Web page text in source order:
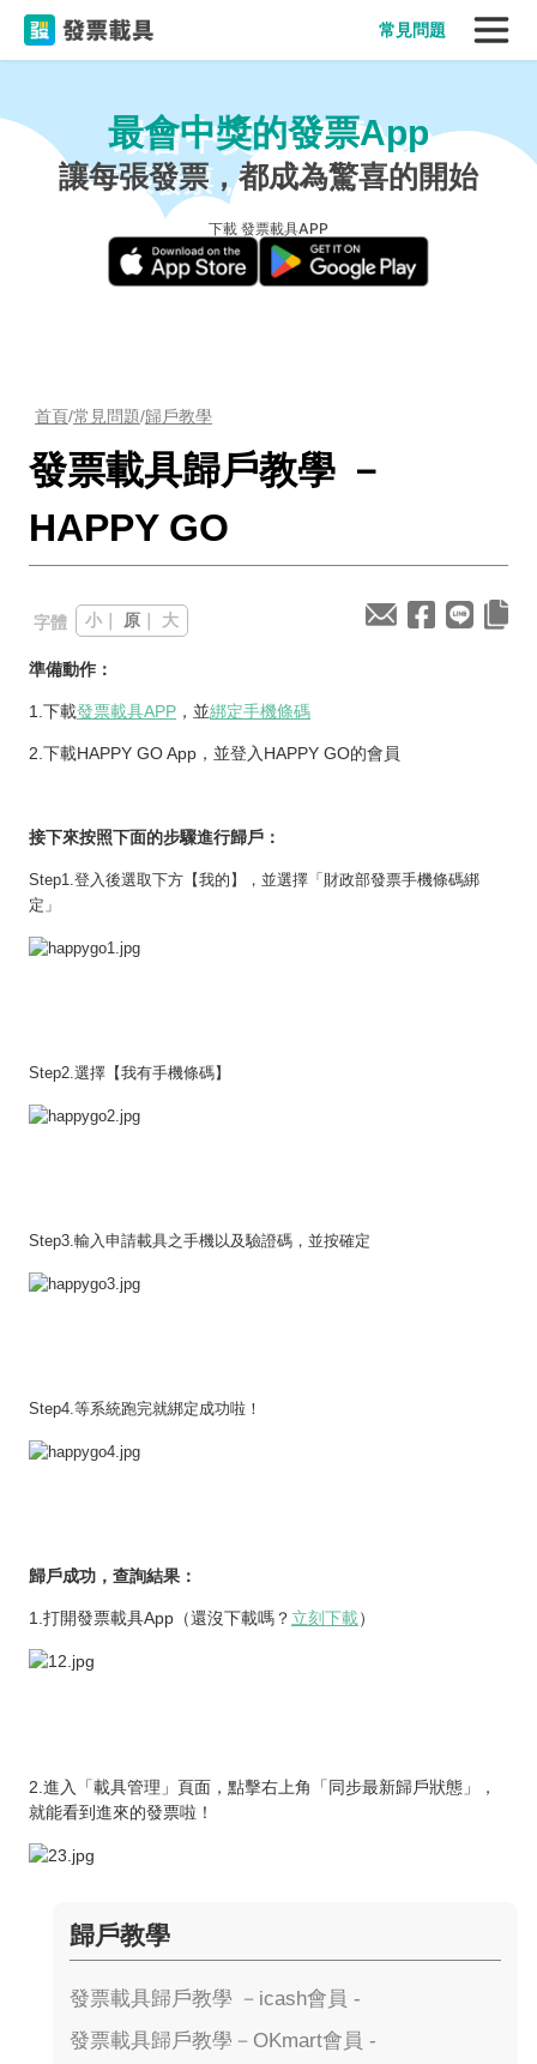
常見問題
最會中獎的發票App
讓每張發票，都成為驚喜的開始
下載 發票載具APP
首頁/常見問題/歸戶教學
發票載具歸戶教學 －
HAPPY GO
字體 小｜ 原｜ 大
準備動作：
1.下載發票載具APP ，並綁定手機條碼
2.下載HAPPY GO App，並登入HAPPY GO的會員
接下來按照下面的步驟進行歸戶：
Step1.登入後選取下方【我的】，並選擇「財政部發票手機條碼綁
定」
Step2.選擇【我有手機條碼】
Step3.輸入申請載具之手機以及驗證碼，並按確定
Step4.等系統跑完就綁定成功啦！
歸戶成功，查詢結果：
1.打開發票載具App（還沒下載嗎？ 立刻下載）
2.進入「載具管理」頁面，點擊右上角「同步最新歸戶狀態」，
就能看到進來的發票啦！
歸戶教學
發票載具歸戶教學 －icash會員 -
發票載具歸戶教學－OKmart會員 -